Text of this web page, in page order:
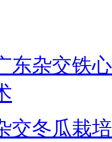
东杂交铁
交冬瓜栽